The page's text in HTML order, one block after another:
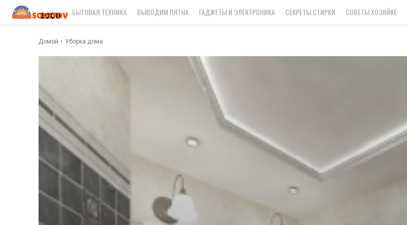
БЫТОВАЯ ТЕХНИКА ВЫВОДИМ ПЯТНА ГАДЖЕТЫ И ЭЛЕКТРОНИКА СЕКРЕТЫ СТИРКИ СОВЕТЫ ХОЗЯЙКЕ
Домой Уборка дома